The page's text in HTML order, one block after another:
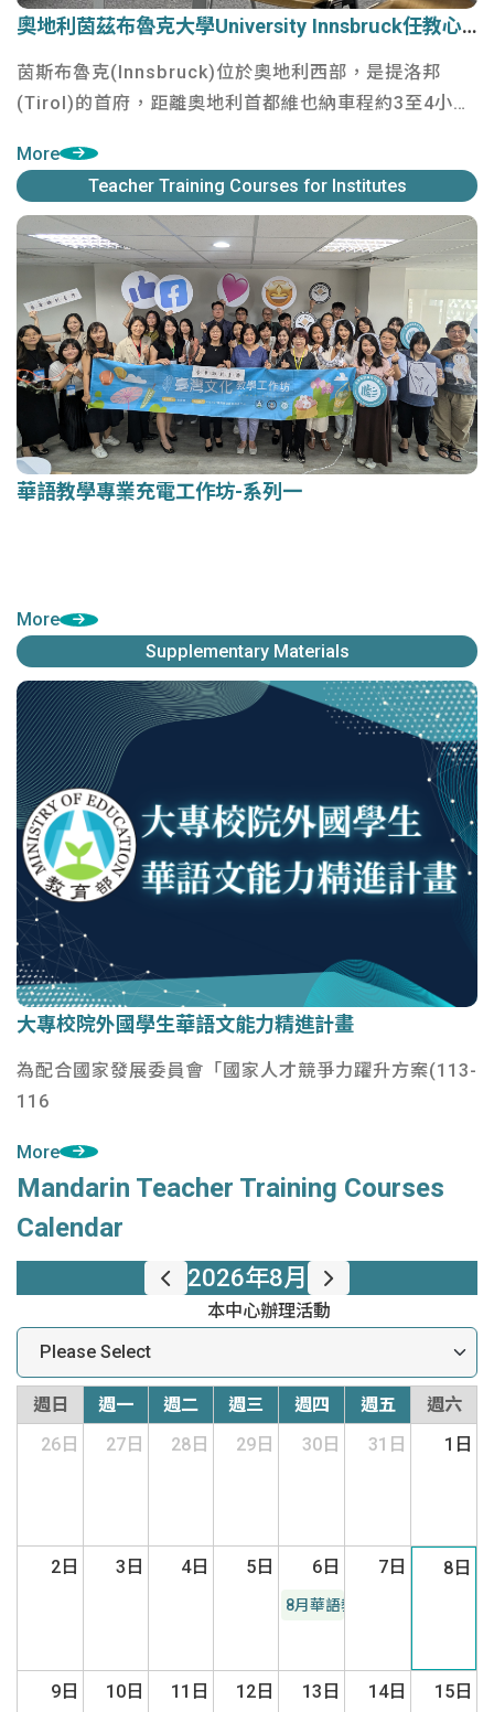
奧地利茵茲布魯克大學University Innsbruck任教心得 奧地利茵茲布魯克大學University Innsbruck任教心得
茵斯布魯克(Innsbruck)位於奧地利西部，是提洛邦
(Tirol)的首府，距離奧地利首都維也納車程約3至4小
小時。
More
Teacher Training Courses for Institutes
華語教學專業充電工作坊-系列一
華語教學專業充電工作坊-系列一
More
Supplementary Materials
大專校院外國學生華語文能力精進計畫
大專校院外國學生華語文能力精進計畫
為配合國家發展委員會「國家人才競爭力躍升方案(113-
116
More
2026年8月
本中心辦理活動
週日 週一 週二 週三 週四 週五
週六
26日
27日 28日 29日 30日 31日 1日
2日 3日 4日 5日 6日
8月華語教學系列講座
7日 8日
9日 10日 11日 12日 13日 14日 15日
Mandarin Teacher Training Courses
Calendar